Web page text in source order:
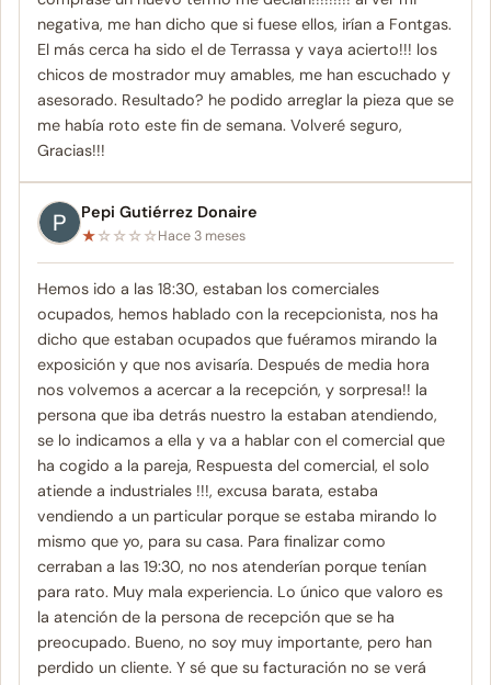
negativa, me han dicho que si fuese ellos, irían a Fontgas.
El más cerca ha sido el de Terrassa y vaya acierto!!! los
chicos de mostrador muy amables, me han escuchado y
asesorado. Resultado? he podido arreglar la pieza que se
me había roto este fin de semana. Volveré seguro,
Gracias!!!
Pepi Gutiérrez Donaire
★☆☆☆☆Hace 3 meses
Hemos ido a las 18:30, estaban los comerciales
ocupados, hemos hablado con la recepcionista, nos ha
dicho que estaban ocupados que fuéramos mirando la
exposición y que nos avisaría. Después de media hora
nos volvemos a acercar a la recepción, y sorpresa!! la
persona que iba detrás nuestro la estaban atendiendo,
se lo indicamos a ella y va a hablar con el comercial que
ha cogido a la pareja, Respuesta del comercial, el solo
atiende a industriales !!!, excusa barata, estaba
vendiendo a un particular porque se estaba mirando lo
mismo que yo, para su casa. Para finalizar como
cerraban a las 19:30, no nos atenderían porque tenían
para rato. Muy mala experiencia. Lo único que valoro es
la atención de la persona de recepción que se ha
preocupado. Bueno, no soy muy importante, pero han
perdido un cliente. Y sé que su facturación no se verá